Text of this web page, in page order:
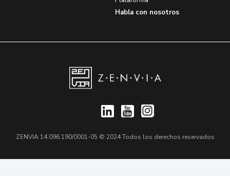
Habla con nosotros
ZENVIA 14.096.190/0001-05 © 2024 Todos los derechos reservados